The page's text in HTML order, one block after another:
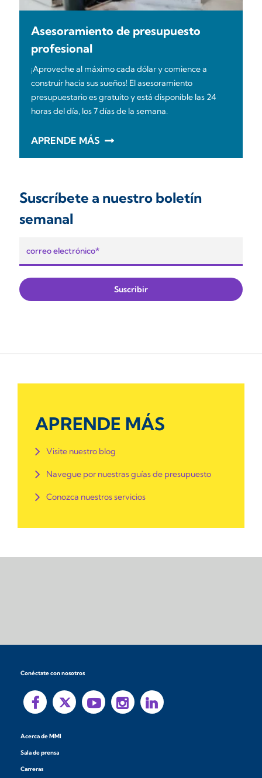
Asesoramiento de presupuesto
profesional
¡Aproveche al máximo cada dólar y comience a
construir hacia sus sueños! El asesoramiento
presupuestario es gratuito y está disponible las 24
horas del día, los 7 días de la semana.
APRENDE MÁS
Suscríbete a nuestro boletín
semanal
APRENDE MÁS
Visite nuestro blog
Navegue por nuestras guías de presupuesto
Conozca nuestros servicios
Conéctate con nosotros
Acerca de MMI
Sala de prensa
Carreras